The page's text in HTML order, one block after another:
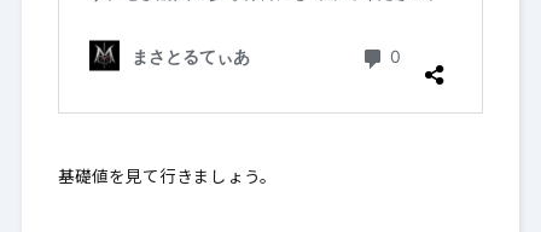
基礎値を見て行きましょう。